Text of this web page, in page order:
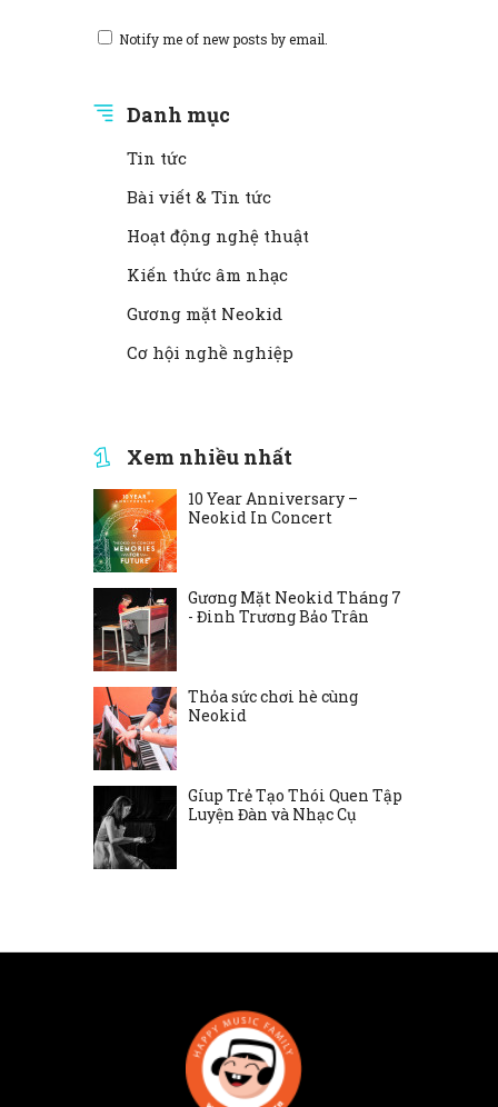
Notify me of new posts by email.
Danh mục
Tin tức
Bài viết & Tin tức
Hoạt động nghệ thuật
Kiến thức âm nhạc
Gương mặt Neokid
Cơ hội nghề nghiệp
Xem nhiều nhất
10 Year Anniversary –
Neokid In Concert
Gương Mặt Neokid Tháng 7
- Đinh Trương Bảo Trân
Thỏa sức chơi hè cùng
Neokid
Gíup Trẻ Tạo Thói Quen Tập
Luyện Đàn và Nhạc Cụ